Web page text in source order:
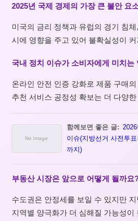
2025년 국제 경제의 가장 큰 불안 요
미국의 금리 정책과 유럽의 경기 침
시에 영향을 주고 있어 불확실성이
국내 정치 이슈가 소비자에게 미치는
온라인 안전 인증 강화로 제품 구매
추천 서비스 공정성 확보는 더 다양
함께보면 좋은 글:
이슈(지방선거 사전투
까지)
부동산 시장은 앞으로 어떻게 될까요
수도권은 안정세를 보일 수 있지만
지역별 양극화가 더 심해질 가능성이